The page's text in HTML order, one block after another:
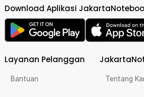
Download Aplikasi
Layanan Pelanggan
Bantuan Tentang